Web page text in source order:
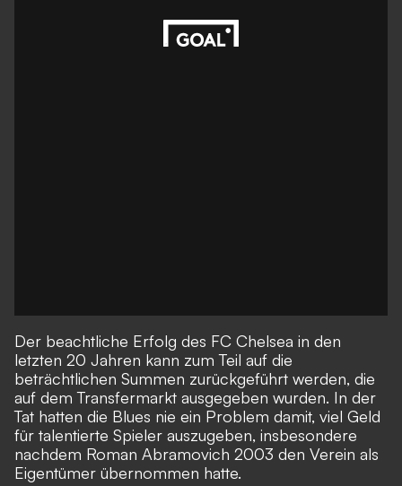
Der beachtliche Erfolg des FC Chelsea in den
letzten 20 Jahren kann zum Teil auf die
beträchtlichen Summen zurückgeführt werden, die
auf dem Transfermarkt ausgegeben wurden. In der
Tat hatten die Blues nie ein Problem damit, viel Geld
für talentierte Spieler auszugeben, insbesondere
nachdem Roman Abramovich 2003 den Verein als
Eigentümer übernommen hatte.